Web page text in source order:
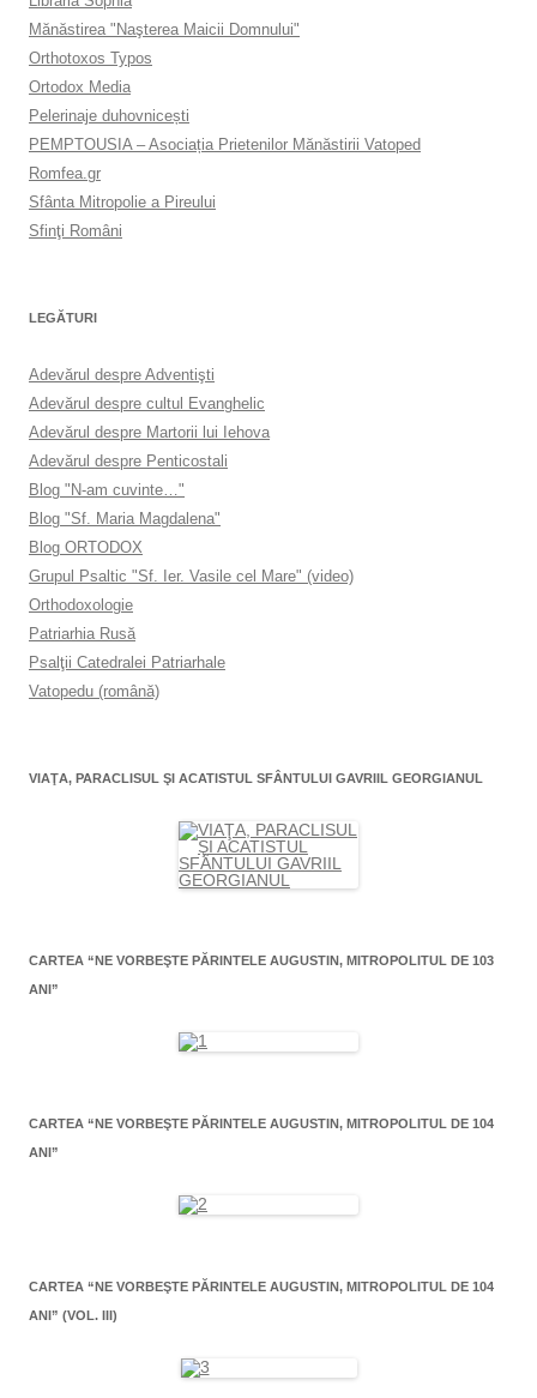
Mănăstirea "Naşterea Maicii Domnului"
Orthotoxos Typos
Ortodox Media
Pelerinaje duhovnicești
PEMPTOUSIA – Asociația Prietenilor Mănăstirii Vatoped
Romfea.gr
Sfânta Mitropolie a Pireului
Sfinţi Români
LEGĂTURI
Adevărul despre Adventişti
Adevărul despre cultul Evanghelic
Adevărul despre Martorii lui Iehova
Adevărul despre Penticostali
Blog "N-am cuvinte…"
Blog "Sf. Maria Magdalena"
Blog ORTODOX
Grupul Psaltic "Sf. Ier. Vasile cel Mare" (video)
Orthodoxologie
Patriarhia Rusă
Psalţii Catedralei Patriarhale
Vatopedu (română)
VIAŢA, PARACLISUL ŞI ACATISTUL SFÂNTULUI GAVRIIL GEORGIANUL
CARTEA “NE VORBEŞTE PĂRINTELE AUGUSTIN, MITROPOLITUL DE 103
ANI”
CARTEA “NE VORBEŞTE PĂRINTELE AUGUSTIN, MITROPOLITUL DE 104
ANI”
CARTEA “NE VORBEŞTE PĂRINTELE AUGUSTIN, MITROPOLITUL DE 104
ANI” (VOL. III)